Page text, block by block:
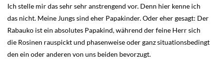
Ich stelle mir das sehr sehr anstrengend vor. Denn hier kenne ich
das nicht. Meine Jungs sind eher Papakinder. Oder eher gesagt: Der
Rabauko ist ein absolutes Papakind, während der feine Herr sich
die Rosinen rauspickt und phasenweise oder ganz situationsbedingt
den ein oder anderen von uns beiden bevorzugt.